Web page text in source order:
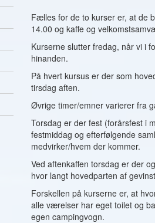
Fælles for de to kurser er, at de
14.00 og kaffe og
Kurserne slutter fredag, når vi i
hinanden.
På hvert kursus er der som
tirsdag aften.
Øvrige timer/emner varierer fra
Torsdag er der fest (forårsfest i
festmiddag og efterfølgende
medvirker/hvem der kommer.
Ved aftenkaffen torsdag er der
hvor langt hovedparten af
Forskellen på kurserne er, at
alle værelser har eget toilet og
egen campingvogn.